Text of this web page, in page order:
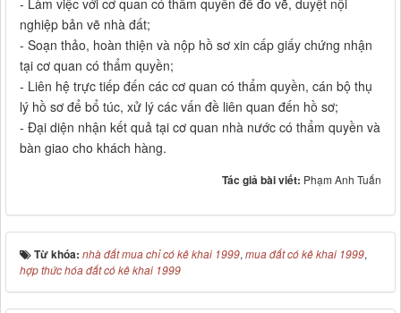
- Làm việc với cơ quan có thẩm quyền để đo vẽ, duyệt nội
nghiệp bản vẽ nhà đất;
- Soạn thảo, hoàn thiện và nộp hồ sơ xin cấp giấy chứng nhận
tại cơ quan có thẩm quyền;
- Liên hệ trực tiếp đến các cơ quan có thẩm quyền, cán bộ thụ
lý hồ sơ để bổ túc, xử lý các vấn đề liên quan đến hồ sơ;
- Đại diện nhận kết quả tại cơ quan nhà nước có thẩm quyền và
bàn giao cho khách hàng.
Tác giả bài viết: Phạm Anh Tuấn
Từ khóa: nhà đất mua chỉ có kê khai 1999, mua đất có kê khai 1999,
hợp thức hóa đất có kê khai 1999